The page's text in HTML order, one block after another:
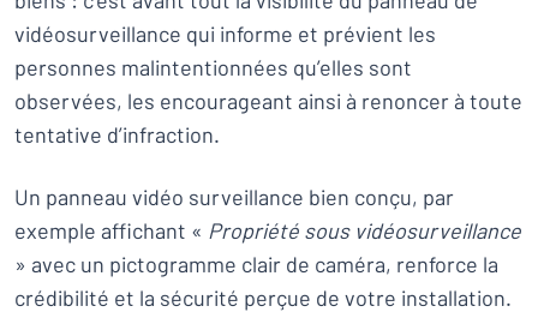
vidéosurveillance qui informe et prévient les
personnes malintentionnées qu’elles sont
observées, les encourageant ainsi à renoncer à toute
tentative d’infraction.
Un panneau vidéo surveillance bien conçu, par
exemple affichant « Propriété sous vidéosurveillance
» avec un pictogramme clair de caméra, renforce la
crédibilité et la sécurité perçue de votre installation.